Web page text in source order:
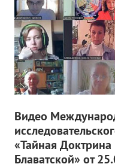
Видео
«Тайная
Блаватской» от